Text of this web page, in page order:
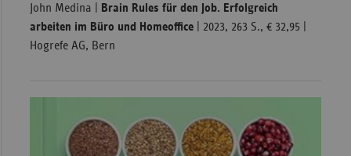
John Medina |
Brain Rules für den Job. Erfolgreich
arbeiten im Büro und Homeoffice
| 2023, 263 S., € 32,95 |
Hogrefe AG, Bern